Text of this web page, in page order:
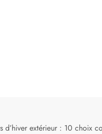
d’hiver extérieur : 10 choix